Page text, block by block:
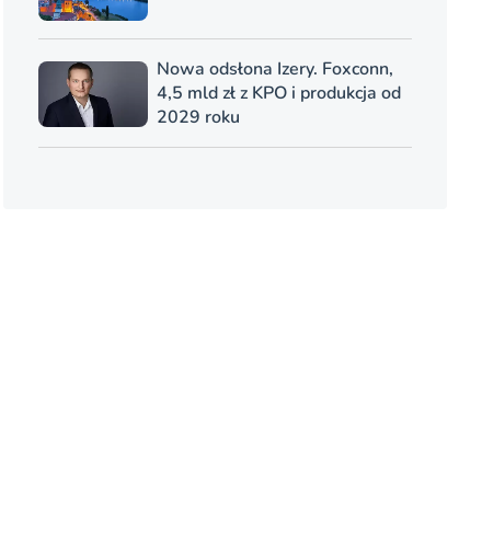
Nowa odsłona Izery. Foxconn,
4,5 mld zł z KPO i produkcja od
2029 roku